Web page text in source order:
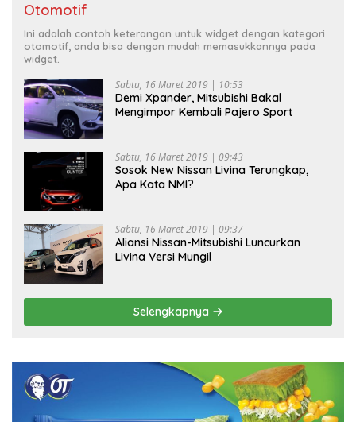
Otomotif
Ini adalah contoh keterangan untuk widget dengan kategori
otomotif, anda bisa dengan mudah memasukkannya pada
widget.
Sabtu, 16 Maret 2019 | 10:53
Demi Xpander, Mitsubishi Bakal
Mengimpor Kembali Pajero Sport
Sabtu, 16 Maret 2019 | 09:43
Sosok New Nissan Livina Terungkap,
Apa Kata NMI?
Sabtu, 16 Maret 2019 | 09:37
Aliansi Nissan-Mitsubishi Luncurkan
Livina Versi Mungil
Selengkapnya